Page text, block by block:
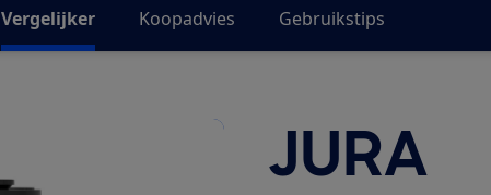
Vergelijker Koopadvies Gebruikstips
JURA